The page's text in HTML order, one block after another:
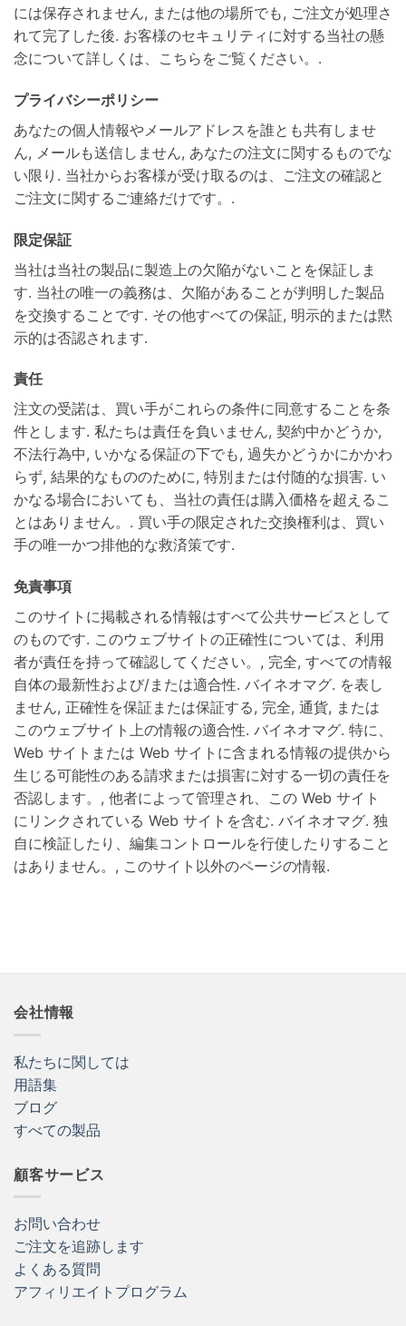
には保存されません, または他の場所でも, ご注文が処理さ
れて完了した後. お客様のセキュリティに対する当社の懸
念について詳しくは、こちらをご覧ください。.
プライバシーポリシー
あなたの個人情報やメールアドレスを誰とも共有しませ
ん, メールも送信しません, あなたの注文に関するものでな
い限り. 当社からお客様が受け取るのは、ご注文の確認と
ご注文に関するご連絡だけです。.
限定保証
当社は当社の製品に製造上の欠陥がないことを保証しま
す. 当社の唯一の義務は、欠陥があることが判明した製品
を交換することです. その他すべての保証, 明示的または黙
示的は否認されます.
責任
注文の受諾は、買い手がこれらの条件に同意することを条
件とします. 私たちは責任を負いません, 契約中かどうか,
不法行為中, いかなる保証の下でも, 過失かどうかにかかわ
らず, 結果的なもののために, 特別または付随的な損害. い
かなる場合においても、当社の責任は購入価格を超えるこ
とはありません。. 買い手の限定された交換権利は、買い
手の唯一かつ排他的な救済策です.
免責事項
このサイトに掲載される情報はすべて公共サービスとして
のものです. このウェブサイトの正確性については、利用
者が責任を持って確認してください。, 完全, すべての情報
自体の最新性および/または適合性. バイネオマグ. を表し
ません, 正確性を保証または保証する, 完全, 通貨, または
このウェブサイト上の情報の適合性. バイネオマグ. 特に、
Web サイトまたは Web サイトに含まれる情報の提供から
生じる可能性のある請求または損害に対する一切の責任を
否認します。, 他者によって管理され、この Web サイト
にリンクされている Web サイトを含む. バイネオマグ. 独
自に検証したり、編集コントロールを行使したりすること
はありません。, このサイト以外のページの情報.
会社情報
私たちに関しては
用語集
ブログ
すべての製品
顧客サービス
お問い合わせ
ご注文を追跡します
よくある質問
アフィリエイトプログラム